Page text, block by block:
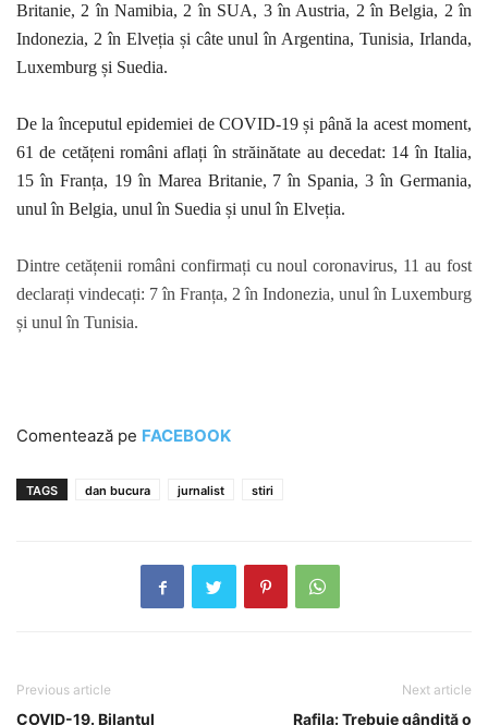
Britanie, 2 în Namibia, 2 în SUA, 3 în Austria, 2 în Belgia, 2 în
Indonezia, 2 în Elveția și câte unul în Argentina, Tunisia, Irlanda,
Luxemburg și Suedia.
De la începutul epidemiei de COVID-19 și până la acest moment,
61 de cetățeni români aflați în străinătate au decedat: 14 în Italia,
15 în Franța, 19 în Marea Britanie, 7 în Spania, 3 în Germania,
unul în Belgia, unul în Suedia și unul în Elveția.
Dintre cetățenii români confirmați cu noul coronavirus, 11 au fost
declarați vindecați: 7în Franța, 2 în Indonezia, unul în Luxemburg
și unul în Tunisia.
Comentează pe FACEBOOK
TAGS dan bucura jurnalist stiri
Previous article
COVID-19. Bilanțul
Next article
Rafila: Trebuie gândită o